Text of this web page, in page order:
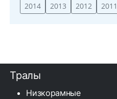
2014
2013 2012 2011
Тралы
Низкорамные